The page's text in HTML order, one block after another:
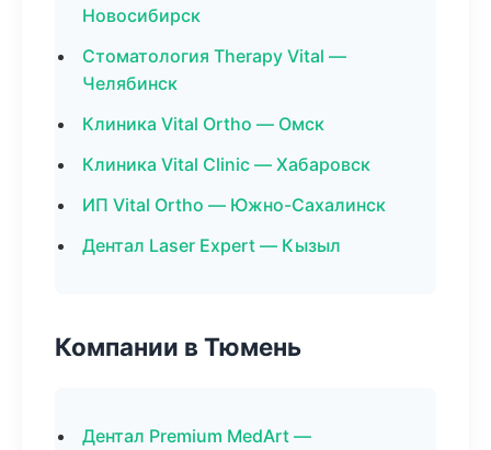
Новосибирск
Стоматология Therapy Vital —
Челябинск
Клиника Vital Ortho — Омск
Клиника Vital Clinic — Хабаровск
ИП Vital Ortho — Южно-Сахалинск
Дентал Laser Expert — Кызыл
Компании в Тюмень
Дентал Premium MedArt —